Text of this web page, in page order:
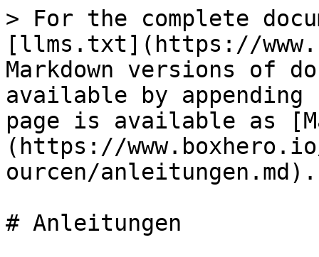
> For the complete
[llms.txt](https://
Markdown versions of
available by
page is available as
(https://
ourcen/anleitungen.md).
# Anleitungen